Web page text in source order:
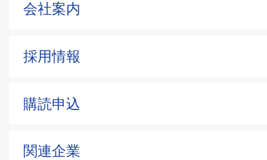
会社案内
採用情報
購読申込
関連企業